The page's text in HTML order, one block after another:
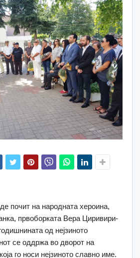
почит на народната хероина,
првоборката Вера Циривири-
од нејзиното
се оддржа во дворот на
го носи нејзиното славно име.